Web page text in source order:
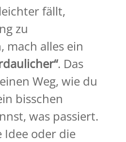
fällt,
zu
mach alles ein
. Das
Weg, wie du
bisschen
was passiert.
Idee oder die